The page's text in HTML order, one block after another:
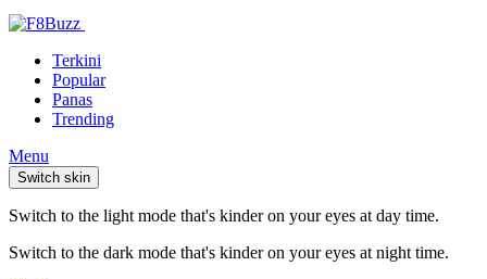
Terkini
Popular
Panas
Trending
Menu
Switch skin
Switch to the light mode that's kinder on your eyes at day time.
Switch to the dark mode that's kinder on your eyes at night time.